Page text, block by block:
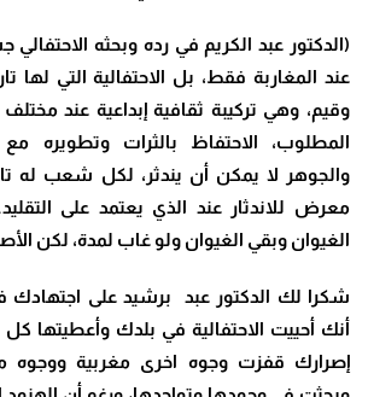
(الدكتور عبد الكريم في رده وبحثه الاحتفالي
عند المغاربة فقط، بل الاحتفالية التي لها
وقيم، وهي تركيبة ثقافية إبداعية عند
المطلوب، الاحتفاظ بالثرات وتطويره مع
والجوهر لا يمكن أن يندثر، لكل شعب له
معرض للاندثار عند الذي يعتمد على
الغيوان وبقي الغيوان ولو غاب لمدة، لكن
شكرا لك الدكتور عبد برشيد على اجتهادك
أنك أحييت الاحتفالية في بلدك وأعطيتها كل
إصرارك قفزت وجوه اخرى مغربية ووجوه